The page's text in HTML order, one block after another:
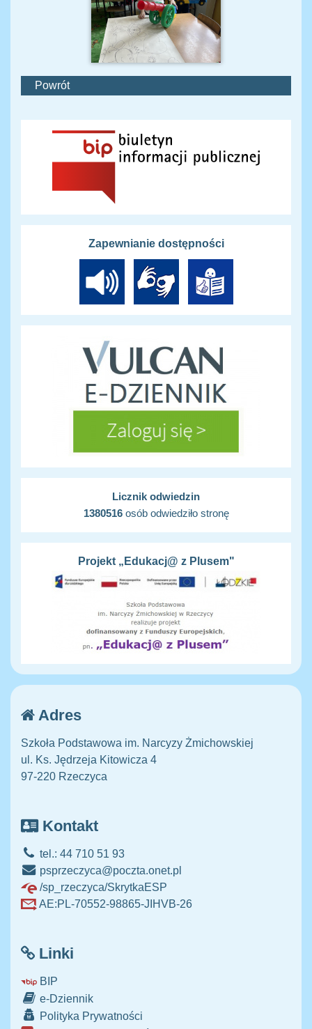
Powrót
Zapewnianie dostępności
Licznik odwiedzin
1380516osób odwiedziło stronę
Projekt „Edukacj@ z Plusem"
Adres
Szkoła Podstawowa im. Narcyzy Żmichowskiej
ul. Ks. Jędrzeja Kitowicza 4
97-220 Rzeczyca
Kontakt
tel.: 44 710 51 93
psprzeczyca@poczta.onet.pl
/sp_rzeczyca/SkrytkaESP
AE:PL-70552-98865-JIHVB-26
Linki
BIP
e-Dziennik
Polityka Prywatności